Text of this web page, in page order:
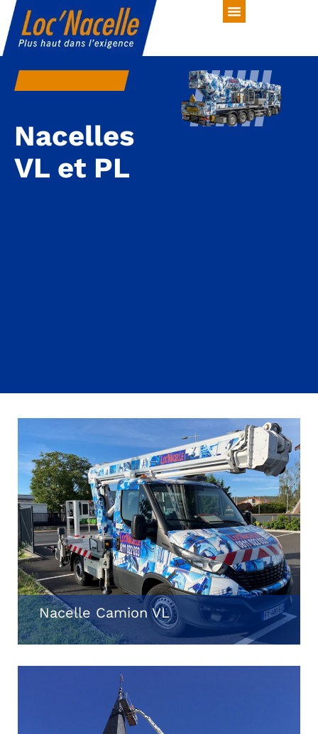
Nacelles
VL et PL
Nacelle Camion VL